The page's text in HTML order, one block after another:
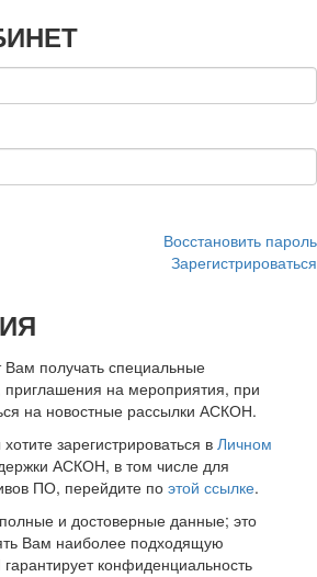
Восстановить пароль
Зарегистрироваться
Вам получать специальные
на мероприятия, при
на новостные рассылки АСКОН.
зарегистрироваться в Личном
АСКОН, в том числе для
ПО, перейдите по этой ссылке.
и достоверные данные; это
Вам наиболее подходящую
конфиденциальность